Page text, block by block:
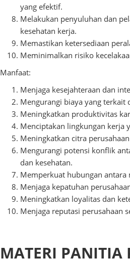
yang efektif.
Melakukan penyuluhan dan
kesehatan kerja.
Memastikan ketersediaan
Meminimalkan risiko
Manfaat:
Menjaga kesejahteraan dan
Mengurangi biaya yang terkait
Meningkatkan produktivitas
Menciptakan lingkungan kerja
Meningkatkan citra
Mengurangi potensi konflik
dan kesehatan.
Memperkuat hubungan antara
Menjaga kepatuhan
Meningkatkan loyalitas dan
Menjaga reputasi perusahaan
MATERI PANITIA